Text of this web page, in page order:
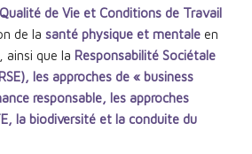
Qualité de Vie et Conditions de Travail
de la santé physique et mentaleen
ainsi que la Responsabilité Sociétale
les approches de « business
responsable, les approches
la biodiversité et la conduite du